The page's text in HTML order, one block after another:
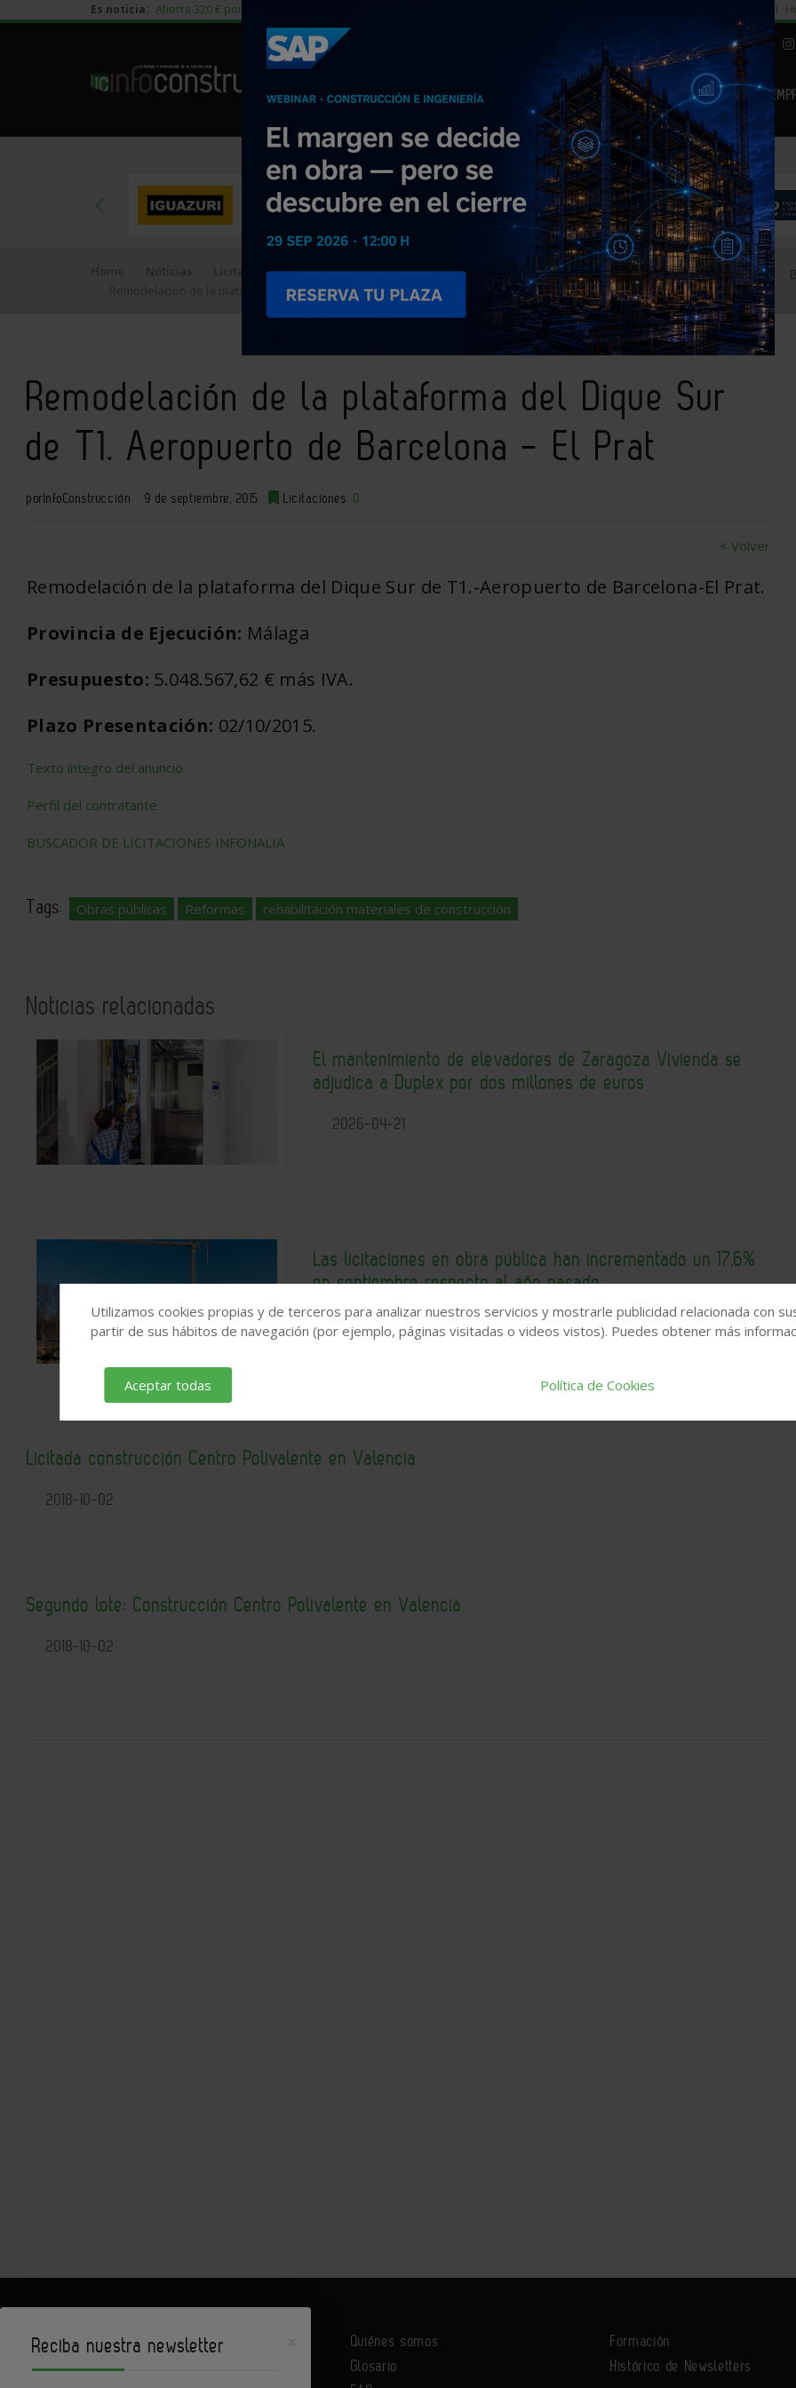
Es noticia: Ahorra 320 € por vivienda en edificación residencial 29% cambiar al alquiler temporal
|
NOTICIAS PRODUCTOS AGENDA ARTÍCULOS
EMPRESAS PREMIUM
Licitaciones
Remodelación de la plataforma del Dique Sur de T1. Aeropuerto de Barcelona - El Prat
Remodelación de la plataforma del Dique Sur
de T1. Aeropuerto de Barcelona - El Prat
porInfoConstrucción 9 de septiembre, 2015 Licitaciones 0
< Volver
Remodelación de la plataforma del Dique Sur de T1.-Aeropuerto de Barcelona-El Prat.
Provincia de Ejecución: Málaga
Presupuesto: 5.048.567,62 € más IVA.
Plazo Presentación: 02/10/2015.
Texto íntegro del anuncio
Perfil del contratante
BUSCADOR DE LICITACIONES INFONALIA
Tags: Obras públicas Reformas rehabilitación materiales de construcción
Noticias relacionadas
El mantenimiento de elevadores de Zaragoza Vivienda se
adjudica a Duplex por dos millones de euros
2026-04-21
Las licitaciones en obra pública han incrementado un 17,6%
en septiembre respecto al año pasado
2019-11-14
Licitada construcción Centro Polivalente en Valencia
2018-10-02
Segundo lote: Construcción Centro Polivalente en Valencia
2018-10-02
Quiénes somos
Glosario
Formación
Histórico de Newsletters
Utilizamos cookies propias y de terceros para analizar nuestros servicios y mostrarle publicidad relacionada con
partir de sus hábitos de navegación (por ejemplo, páginas visitadas o videos vistos). Puedes obtener más
Aceptar todas Política de Cookies
Reciba nuestra newsletter